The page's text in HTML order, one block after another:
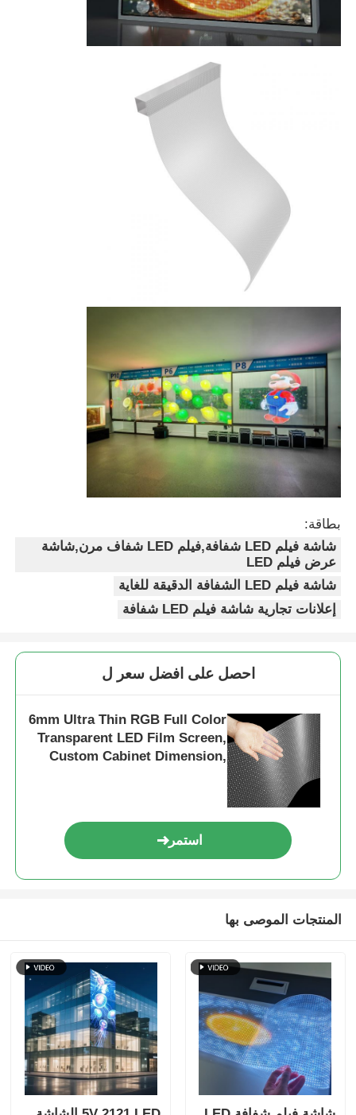
بطاقة:
شاشة فيلم LED شفافة,فيلم LED شفاف مرن,شاشة
عرض فيلم LED
شاشة فيلم LED الشفافة الدقيقة للغاية
إعلانات تجارية شاشة فيلم LED شفافة
احصل على افضل سعر ل
6mm Ultra Thin RGB Full Color
Transparent LED Film Screen,
Custom Cabinet Dimension,
استمر
المنتجات الموصى بها